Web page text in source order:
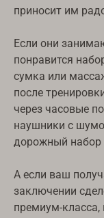
приносит им
Если они
понравится
сумка или
после
через часовые
наушники с
дорожный набор
А если ваш
заключении
премиум-